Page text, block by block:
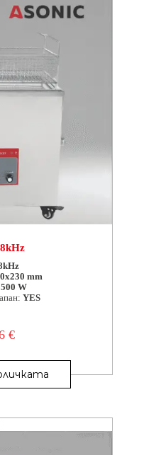
mm
W
YES
€